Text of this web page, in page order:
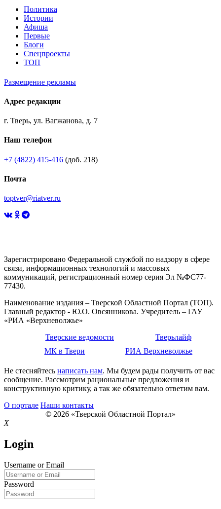
Политика
Истории
Афиша
Первые
Блоги
Спецпроекты
ТОП
Размещение рекламы
Адрес редакции
г. Тверь, ул. Вагжанова, д. 7
Наш телефон
+7 (4822) 415-416 (доб. 218)
Почта
toptver@riatver.ru
Зарегистрировано Федеральной службой по надзору в сфере
связи, информационных технологий и массовых
коммуникаций, регистрационный номер серия Эл №ФС77-
77430.
Наименование издания – Тверской Областной Портал (ТОП).
Главный редактор - Ю.О. Овсянникова. Учредитель – ГАУ
«РИА «Верхневолжье»
Тверские ведомости
Тверьлайф
МК в Твери
РИА Верхневолжье
Не стесняйтесь написать нам. Мы будем рады получить от вас
сообщение. Рассмотрим рациональные предложения и
конструктивную критику, а так же обязательно ответим вам.
О портале Наши контакты
© 2026 «Тверской Областной Портал»
X
Login
Username or Email
Password